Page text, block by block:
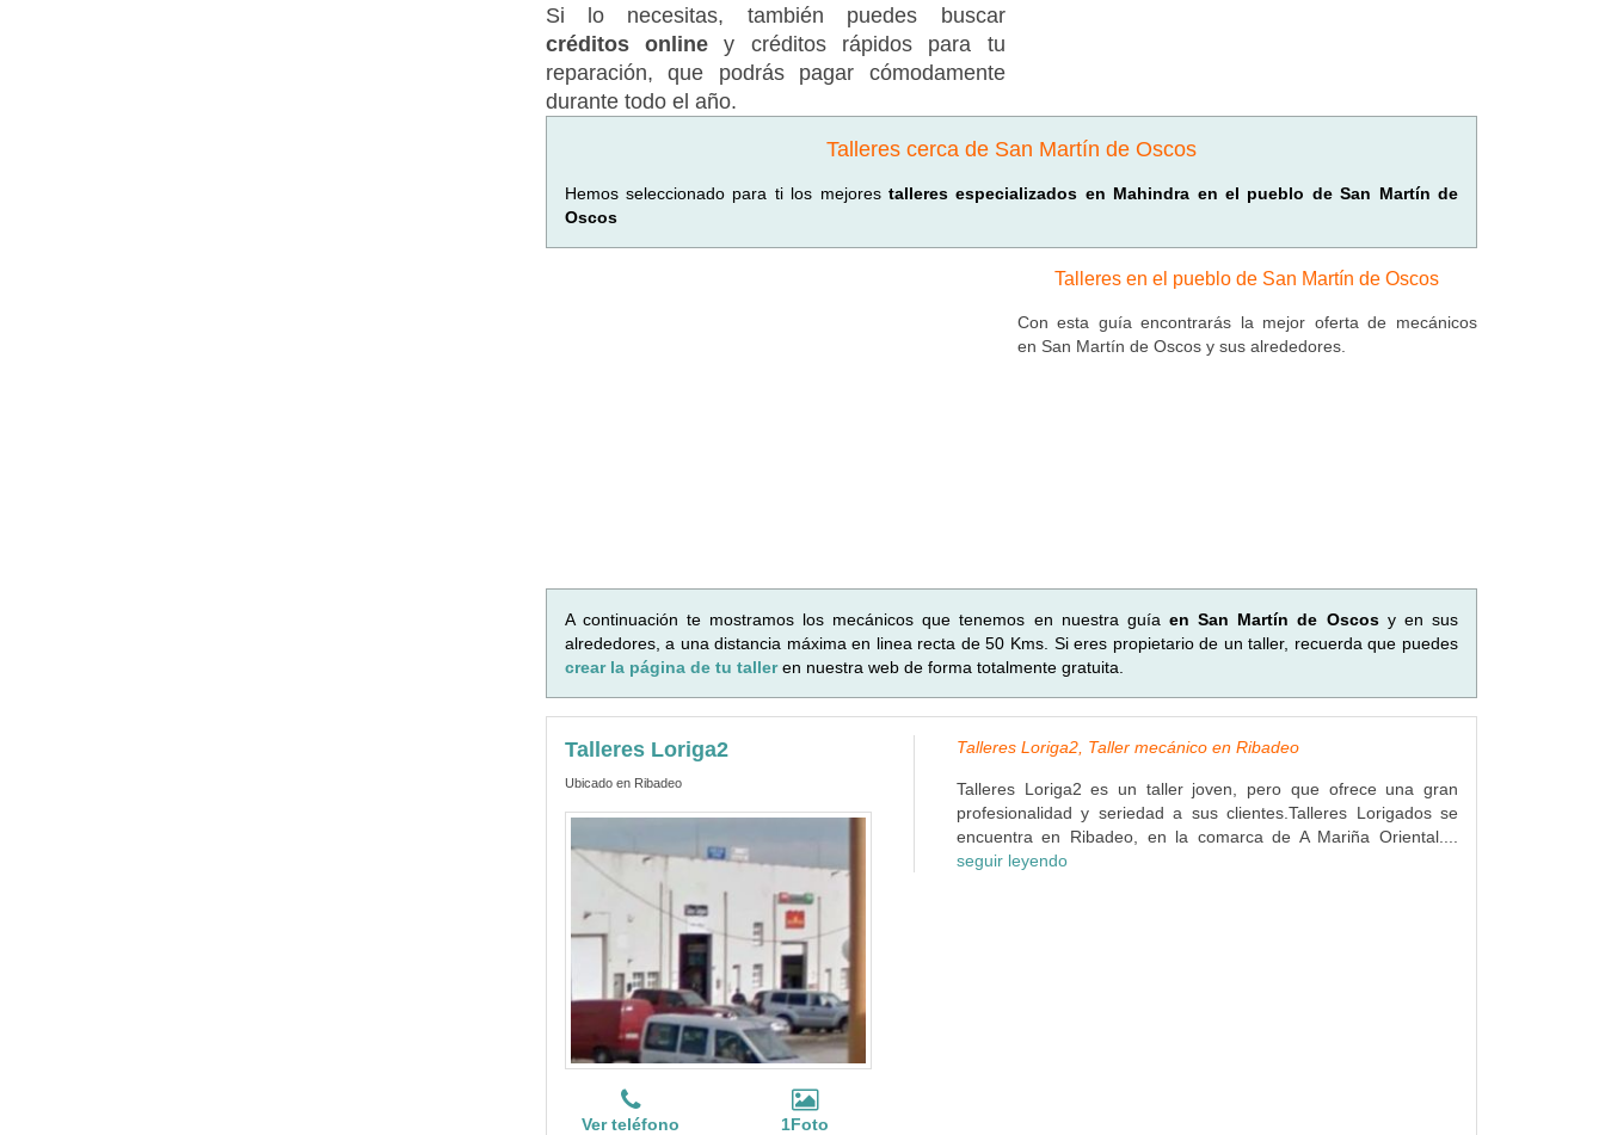
Si lo necesitas, también puedes buscar
créditos onliney créditos rápidos para tu
reparación, que podrás pagar cómodamente
durante todo el año.
Talleres cerca de San Martín de Oscos
Hemos seleccionado para ti los mejores talleres especializados en Mahindra en el pueblo de San Martín de
Oscos
Talleres en el pueblo de San Martín de Oscos
Con esta guía encontrarás la mejor oferta de mecánicos
en San Martín de Oscos y sus alrededores.
A continuación te mostramos los mecánicos que tenemos en nuestra guíaen San Martín de Oscosy en sus
alrededores, a una distancia máxima en linea recta de 50 Kms. Si eres propietario de un taller, recuerda que puedes
crear la página de tu talleren nuestra web de forma totalmente gratuita.
Talleres Loriga2
Ubicado en Ribadeo
Ver teléfono 1Foto
Talleres Loriga2, Taller mecánico en Ribadeo
Talleres Loriga2 es un taller joven, pero que ofrece una gran
profesionalidad y seriedad a sus clientes.Talleres Lorigados se
encuentra en Ribadeo, en la comarca de A Mariña Oriental....
seguir leyendo